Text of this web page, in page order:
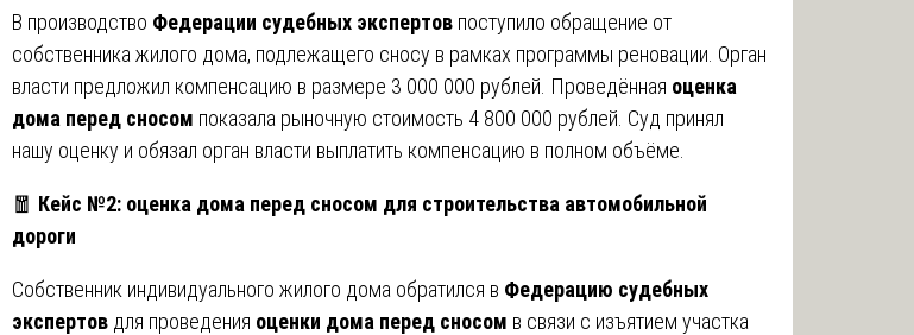
В производство Федерации судебных экспертов поступило обращение от
собственника жилого дома, подлежащего сносу в рамках программы реновации. Орган
власти предложил компенсацию в размере 3 000 000 рублей. Проведённая оценка
дома перед сносом показала рыночную стоимость 4 800 000 рублей. Суд принял
нашу оценку и обязал орган власти выплатить компенсацию в полном объёме.
🧧 Кейс №2: оценка дома перед сносом для строительства автомобильной
дороги
Собственник индивидуального жилого дома обратился в Федерацию судебных
экспертов для проведения оценки дома перед сносом в связи с изъятием участка